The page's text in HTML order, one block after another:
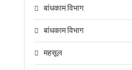
बांधकाम विभाग
बांधकाम विभाग
महसूल